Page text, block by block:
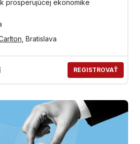
prosperujúcej ekonomike
, Bratislava
REGISTROVAŤ